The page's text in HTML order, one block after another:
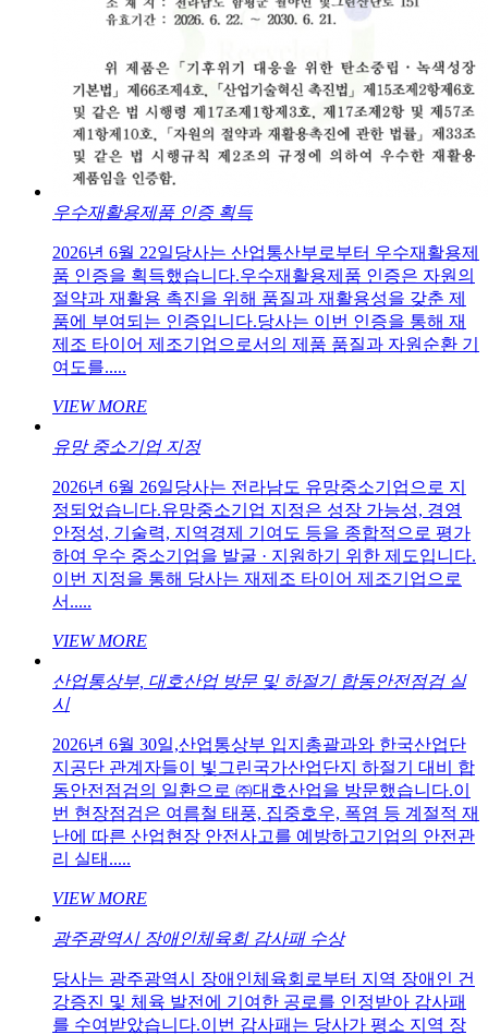
우수재활용제품 인증 획득
2026년 6월 22일당사는 산업통산부로부터 우수재활용제
품 인증을 획득했습니다.우수재활용제품 인증은 자원의
절약과 재활용 촉진을 위해 품질과 재활용성을 갖춘 제
품에 부여되는 인증입니다.당사는 이번 인증을 통해 재
제조 타이어 제조기업으로서의 제품 품질과 자원순환 기
여도를.....
VIEW MORE
유망 중소기업 지정
2026년 6월 26일당사는 전라남도 유망중소기업으로 지
정되었습니다.유망중소기업 지정은 성장 가능성, 경영
안정성, 기술력, 지역경제 기여도 등을 종합적으로 평가
하여 우수 중소기업을 발굴 · 지원하기 위한 제도입니다.
이번 지정을 통해 당사는 재제조 타이어 제조기업으로
서.....
VIEW MORE
산업통상부, 대호산업 방문 및 하절기 합동안전점검 실
시
2026년 6월 30일,산업통상부 입지총괄과와 한국산업단
지공단 관계자들이 빛그린국가산업단지 하절기 대비 합
동안전점검의 일환으로 ㈜대호산업을 방문했습니다.이
번 현장점검은 여름철 태풍, 집중호우, 폭염 등 계절적 재
난에 따른 산업현장 안전사고를 예방하고기업의 안전관
리 실태.....
VIEW MORE
광주광역시 장애인체육회 감사패 수상
당사는 광주광역시 장애인체육회로부터 지역 장애인 건
강증진 및 체육 발전에 기여한 공로를 인정받아 감사패
를 수여받았습니다.이번 감사패는 당사가 평소 지역 장